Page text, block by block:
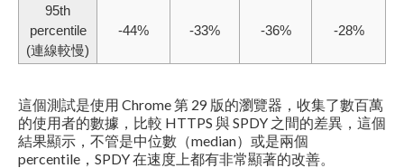
95th
percentile
(連線較慢)
-44% -33% -36% -28%
這個測試是使用 Chrome 第 29 版的瀏覽器，收集了數百萬
的使用者的數據，比較 HTTPS 與 SPDY 之間的差異，這個
結果顯示，不管是中位數（median）或是兩個
percentile，SPDY 在速度上都有非常顯著的改善。